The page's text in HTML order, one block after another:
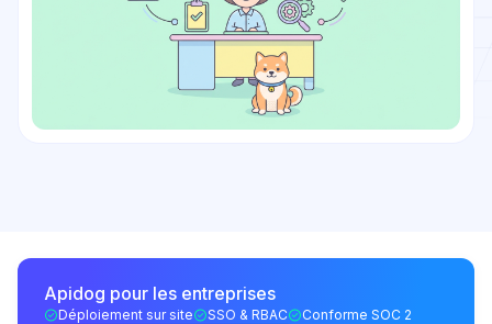
Apidog pour les entreprises
Déploiement sur site SSO & RBAC Conforme SOC 2